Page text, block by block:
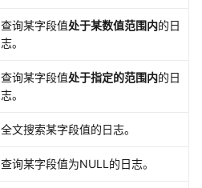
查询某字段值处于某数值范围内的日
志。
查询某字段值处于指定的范围内的日
志。
全文搜索某字段值的日志。
查询某字段值为NULL的日志。